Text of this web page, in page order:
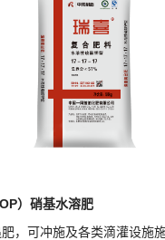
）硝基水溶肥
可冲施及各类滴灌设施施肥。